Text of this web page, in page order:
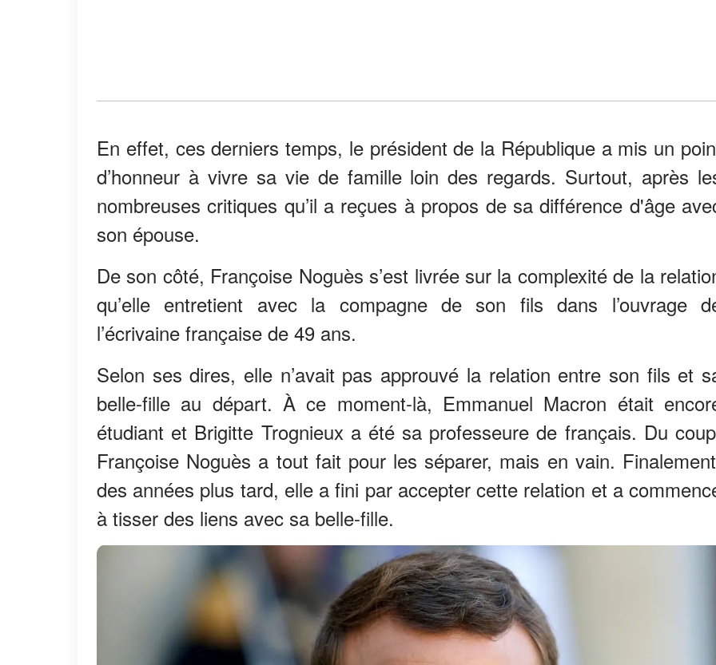
En effet, ces derniers temps, le président de la République a mis un
d’honneur à vivre sa vie de famille loin des regards. Surtout, après
nombreuses critiques qu’il a reçues à propos de sa différence d'âge
son épouse.
De son côté, Françoise Noguès s’est livrée sur la complexité de la
qu’elle entretient avec la compagne de son fils dans l’ouvrage
l’écrivaine française de 49 ans.
Selon ses dires, elle n’avait pas approuvé la relation entre son fils et
belle-fille au départ. À ce moment-là, Emmanuel Macron était
étudiant et Brigitte Trognieux a été sa professeure de français. Du
Françoise Noguès a tout fait pour les séparer, mais en vain.
des années plus tard, elle a fini par accepter cette relation et a
à tisser des liens avec sa belle-fille.